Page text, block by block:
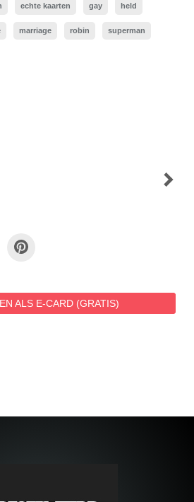
echte kaarten gay held
marriage robin superman
ALS E-CARD (GRATIS)